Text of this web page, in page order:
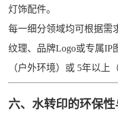
灯饰配件。
每一细分领域均可根据需
纹理、品牌Logo或专属IP
（户外环境）或 5年以上
六、水转印的环保